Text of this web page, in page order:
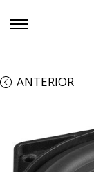
ANTERIOR